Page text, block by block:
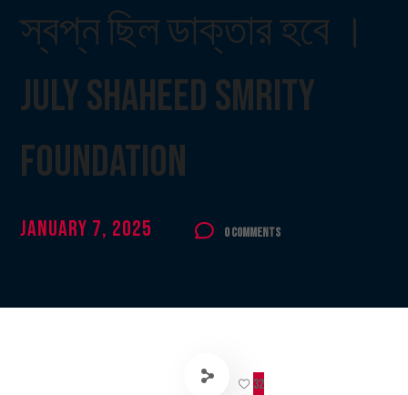
স্বপ্ন ছিল ডাক্তার হবে ।
July Shaheed Smrity
Foundation
January 7, 2025 0 Comments
32